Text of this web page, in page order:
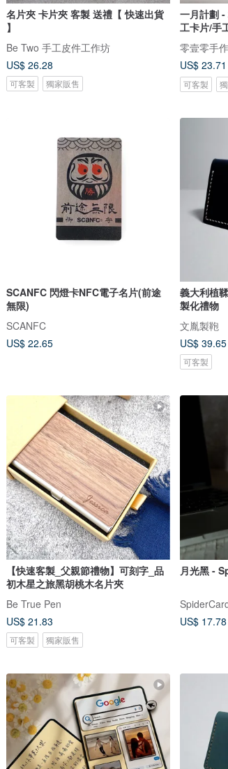
名片夾 卡片夾 客製 送禮【 快速出貨
】
Be Two 手工皮件工作坊
US$ 26.28
可客製 獨家販售
一月計劃
工卡片/手
零壹零手
US$ 23.71
可客製
SCANFC 閃燈卡NFC電子名片(前途
無限)
SCANFC
US$ 22.65
義大利植
製化禮物
文胤製鞄
US$ 39.65
可客製
【快速客製_父親節禮物】可刻字_品
初木星之旅黑胡桃木名片夾
Be True Pen
US$ 21.83
可客製 獨家販售
月光黑 -
US$ 17.78